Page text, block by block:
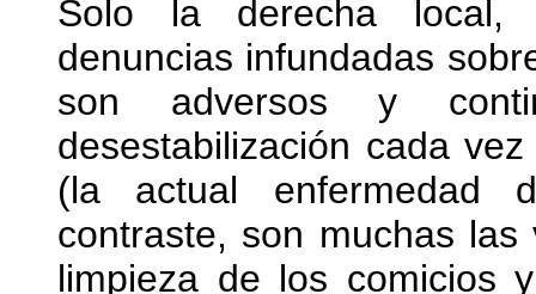
Solo la derecha local,
denuncias infundadas
son adversos y
desestabilización cada
(la actual enfermedad
contraste, son muchas
limpieza de los comicios